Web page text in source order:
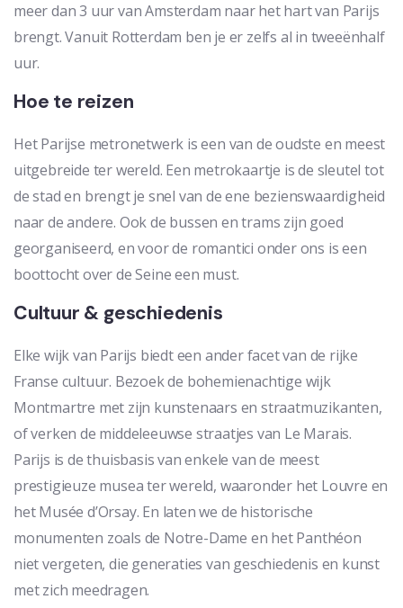
meer dan 3 uur van Amsterdam naar het hart van Parijs
brengt. Vanuit Rotterdam ben je er zelfs al in tweeënhalf
uur.
Hoe te reizen
Het Parijse metronetwerk is een van de oudste en meest
uitgebreide ter wereld. Een metrokaartje is de sleutel tot
de stad en brengt je snel van de ene bezienswaardigheid
naar de andere. Ook de bussen en trams zijn goed
georganiseerd, en voor de romantici onder ons is een
boottocht over de Seine een must.
Cultuur & geschiedenis
Elke wijk van Parijs biedt een ander facet van de rijke
Franse cultuur. Bezoek de bohemienachtige wijk
Montmartre met zijn kunstenaars en straatmuzikanten,
of verken de middeleeuwse straatjes van Le Marais.
Parijs is de thuisbasis van enkele van de meest
prestigieuze musea ter wereld, waaronder het Louvre en
het Musée d’Orsay. En laten we de historische
monumenten zoals de Notre-Dame en het Panthéon
niet vergeten, die generaties van geschiedenis en kunst
met zich meedragen.